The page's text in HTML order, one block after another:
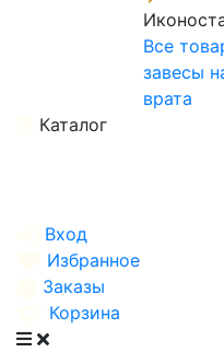
Все
завесы
врата
Каталог
Вход
Избранное
Заказы
Корзина